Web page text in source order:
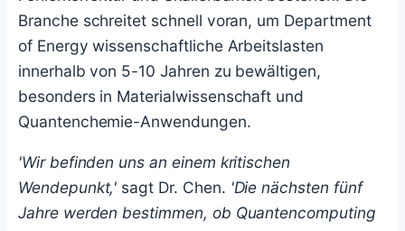
Branche schreitet schnell voran, um Department
of Energy wissenschaftliche Arbeitslasten
innerhalb von 5-10 Jahren zu bewältigen,
besonders in Materialwissenschaft und
Quantenchemie-Anwendungen.
'Wir befinden uns an einem kritischen
Wendepunkt,' sagt Dr. Chen. 'Die nächsten fünf
Jahre werden bestimmen, ob Quantencomputing